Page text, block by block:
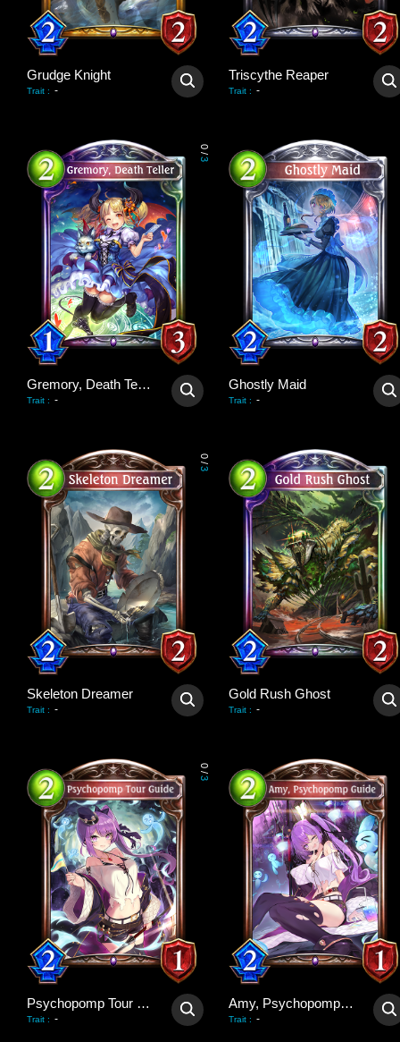
Grudge Knight
Trait : -
Triscythe Reaper
Trait : -
0
/
3
Gremory, Death Teller
Trait : -
Ghostly Maid
Trait : -
0
/
3
Skeleton Dreamer
Trait : -
Gold Rush Ghost
Trait : -
0
/
3
Psychopomp Tour Guide
Trait : -
Amy, Psychopomp Guide
Trait : -